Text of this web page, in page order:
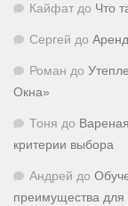
Кайфат до Что
Сергей до
Роман до
Окна»
Тоня до
критерии выбора
Андрей до
преимущества для